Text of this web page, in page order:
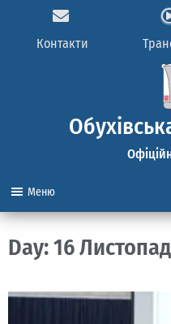
Контакти
Меню
Day: 16